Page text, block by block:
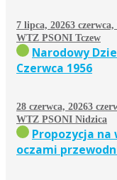
7 lipca, 20263 czerwca,
WTZ PSONI Tczew
Narodowy
Czerwca 1956
28 czerwca, 20263
WTZ PSONI Nidzica
Propozycja na
oczami